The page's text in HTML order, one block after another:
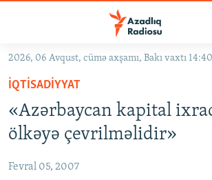
Əsas
qayıt
Əsas
naviqasiyaya
qayıt
Axtarışa
GÜNDƏM
KORRUPSIOMETR
#ƏSLINDƏ
FƏRQƏ BAX
2026, 06 Avqust, cümə axşamı, Bakı vaxtı 14:40
İQTISADIYYAT
«Azərbaycan kapital
ölkəyə çevrilməlidir»
Fevral 05, 2007